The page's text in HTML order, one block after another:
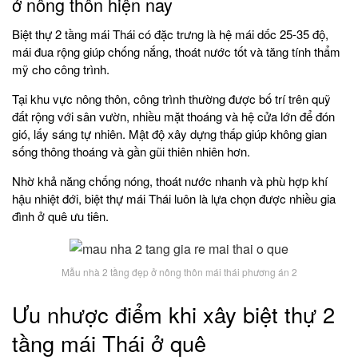
Biệt thự 2 tầng mái Thái có đặc trưng là hệ mái dốc 25-35 độ,
mái đua rộng giúp chống nắng, thoát nước tốt và tăng tính thẩm
mỹ cho công trình.
Tại khu vực nông thôn, công trình thường được bố trí trên quỹ
đất rộng với sân vườn, nhiều mặt thoáng và hệ cửa lớn để đón
gió, lấy sáng tự nhiên. Mật độ xây dựng thấp giúp không gian
sống thông thoáng và gần gũi thiên nhiên hơn.
Nhờ khả năng chống nóng, thoát nước nhanh và phù hợp khí
hậu nhiệt đới, biệt thự mái Thái luôn là lựa chọn được nhiều gia
đình ở quê ưu tiên.
Mẫu nhà 2 tầng đẹp ở nông thôn mái thái phương án 2
Ưu nhược điểm khi xây biệt thự 2
tầng mái Thái ở quê